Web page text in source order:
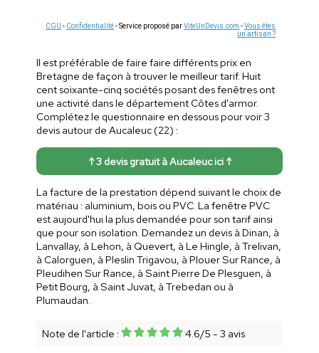
CGU - Confidentialité- Service proposé parViteUnDevis.com -Vous êtes
un artisan ?
Il est préférable de faire faire différents prix en
Bretagne de façon à trouver le meilleur tarif. Huit
cent soixante-cinq sociétés posant des fenêtres ont
une activité dans le département Côtes d'armor.
Complétez le questionnaire en dessous pour voir 3
devis autour de Aucaleuc (22) :
↑ 3 devis gratuit à Aucaleuc ici ↑
La facture de la prestation dépend suivant le choix de
matériau : aluminium, bois ou PVC. La fenêtre PVC
est aujourd'hui la plus demandée pour son tarif ainsi
que pour son isolation. Demandez un devis à Dinan, à
Lanvallay, à Lehon, à Quevert, à Le Hingle, à Trelivan,
à Calorguen, à Pleslin Trigavou, à Plouer Sur Rance, à
Pleudihen Sur Rance, à Saint Pierre De Plesguen, à
Petit Bourg, à Saint Juvat, à Trebedan ou à
Plumaudan.
Note de l'article : 4.6/5 - 3 avis